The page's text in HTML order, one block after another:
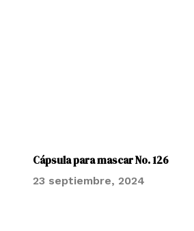
Cápsula para mascar No. 126
23 septiembre, 2024